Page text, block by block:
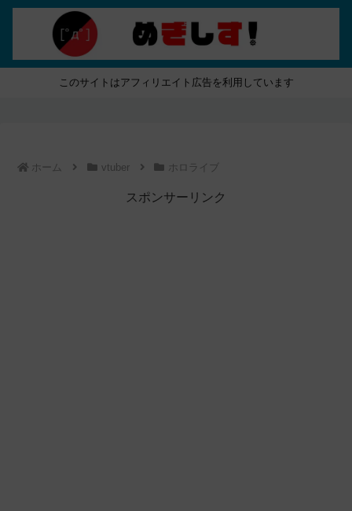
このサイトはアフィリエイト広告を利用しています
ホーム vtuber ホロライブ
スポンサーリンク